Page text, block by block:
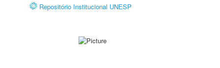
Repositório Institucional UNESP